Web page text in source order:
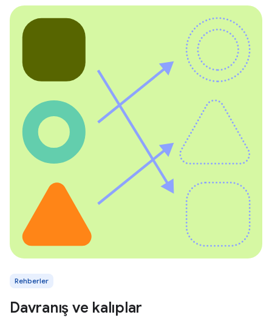
Rehberler
Davranış ve kalıplar